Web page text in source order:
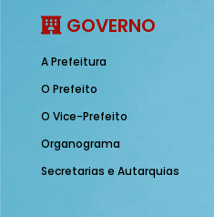
GOVERNO
A Prefeitura
O Prefeito
O Vice-Prefeito
Organograma
Secretarias e Autarquias